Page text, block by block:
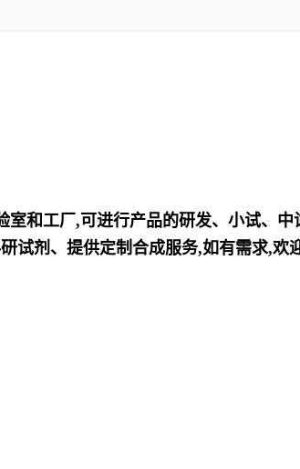
和工厂,可进行产品的研发、小试、
试剂、提供定制合成服务,如有需求,欢